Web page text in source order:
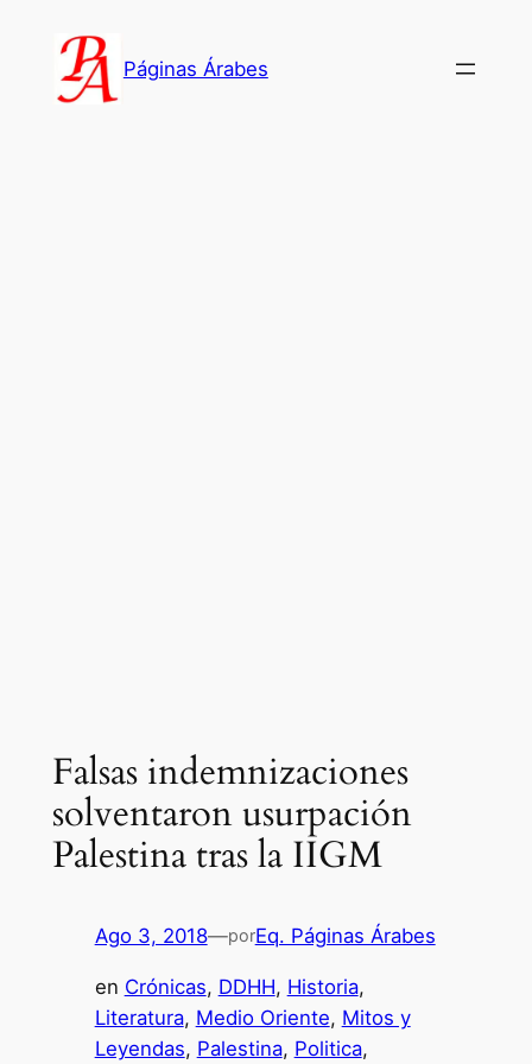
contenido
Páginas Árabes
Falsas indemnizaciones
solventaron usurpación
Palestina tras la IIGM
Ago 3, 2018—porEq. Páginas Árabes
en Crónicas, DDHH, Historia
Literatura, Medio Oriente, Mitos y
Leyendas, Palestina, Politica